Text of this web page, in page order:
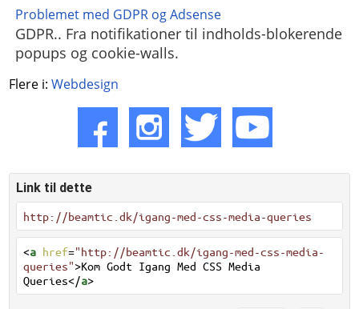
Problemet med GDPR og Adsense
GDPR.. Fra notifikationer til indholds-blokerende
popups og cookie-walls.
Flere i:Webdesign
Link til dette
http://beamtic.dk/igang-med-css-media-queries
<a href="http://beamtic.dk/igang-med-css-media-
queries">Kom Godt Igang Med CSS Media
Queries</a>